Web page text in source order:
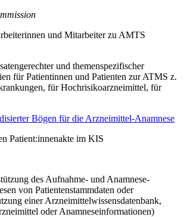
und Mitarbeiter zu AMTS
und themenspezifischer
für Patientinnen und Patienten zur ATMS z.
für Hochrisikoarzneimittel, für
Bögen für die Arzneimittel-Anamnese
Patient:innenakte im KIS
des Aufnahme- und Anamnese-
von Patientenstammdaten oder
einer Arzneimittelwissensdatenbank,
oder Anamneseinformationen)